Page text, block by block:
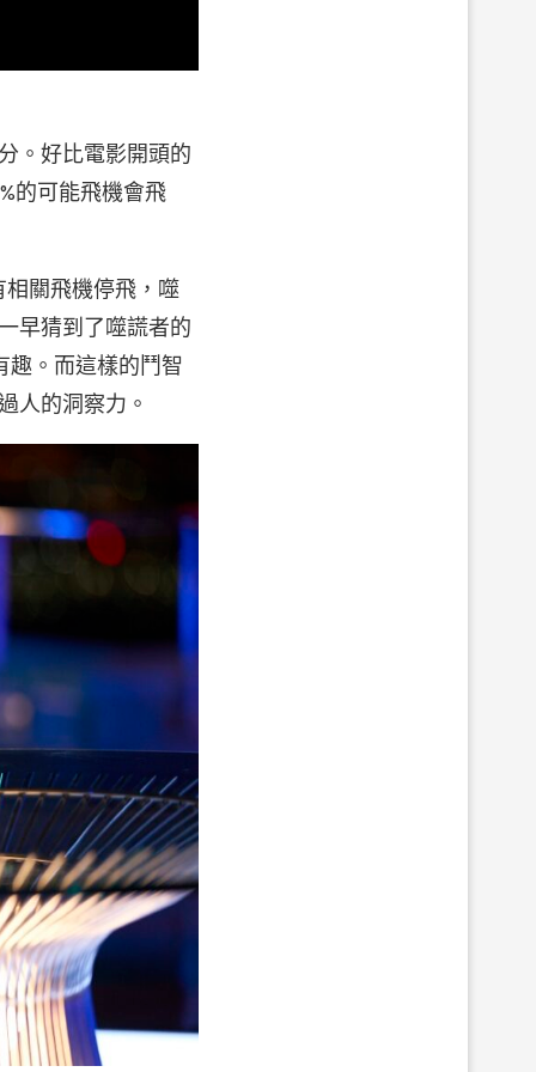
。好比電影開頭的
的可能飛機會飛
關飛機停飛，噬
早猜到了噬謊者的
趣。而這樣的鬥智
人的洞察力。